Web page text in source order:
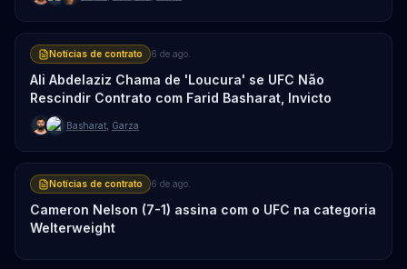
Notícias de contrato 6 de ago.
Ali Abdelaziz Chama de 'Loucura' se UFC Não
Rescindir Contrato com Farid Basharat, Invicto
Basharat Garza
Notícias de contrato 6 de ago.
Cameron Nelson (7-1) assina com o UFC na categoria
Welterweight